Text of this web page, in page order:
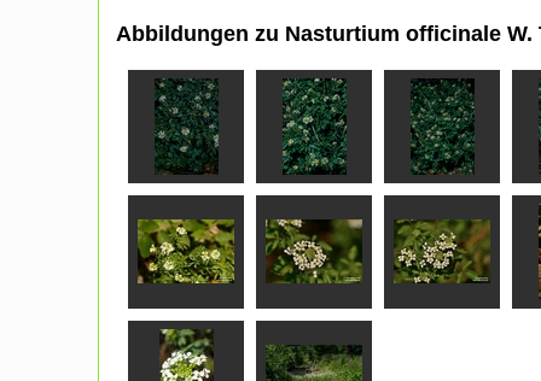
Abbildungen zu Nasturtium officinale W.